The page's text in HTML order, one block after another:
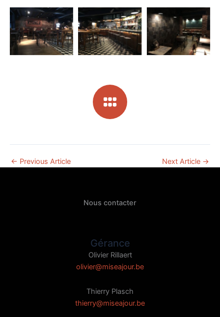
← Previous Article Next Article →
Nous contacter
Gérance
Olivier Rillaert
olivier@miseajour.be
Thierry Plasch
thierry@miseajour.be